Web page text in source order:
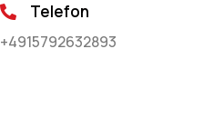
Telefon
+4915792632893